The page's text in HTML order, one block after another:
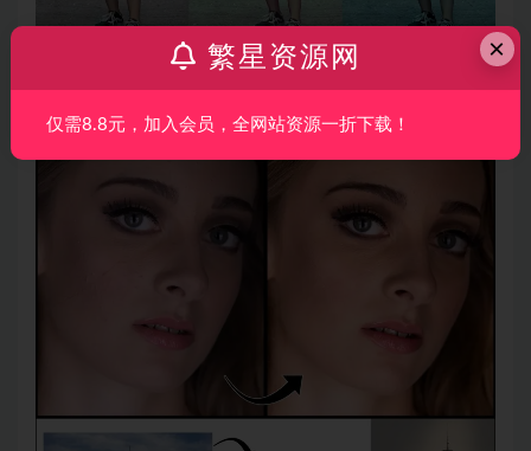
×
繁星资源网
仅需8.8元，加入会员，全网站资源一折下载！